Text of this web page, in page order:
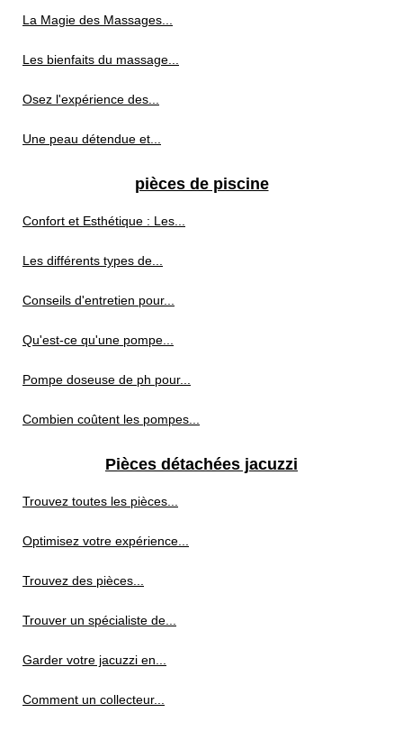
La Magie des Massages...
Les bienfaits du massage...
Osez l'expérience des...
Une peau détendue et...
pièces de piscine
Confort et Esthétique : Les...
Les différents types de...
Conseils d'entretien pour...
Qu'est-ce qu'une pompe...
Pompe doseuse de ph pour...
Combien coûtent les pompes...
Pièces détachées jacuzzi
Trouvez toutes les pièces...
Optimisez votre expérience...
Trouvez des pièces...
Trouver un spécialiste de...
Garder votre jacuzzi en...
Comment un collecteur...